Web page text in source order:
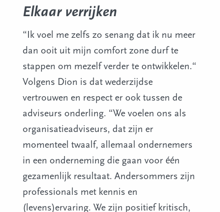
Elkaar verrijken
“Ik voel me zelfs zo senang dat ik nu meer
dan ooit uit mijn comfort zone durf te
stappen om mezelf verder te ontwikkelen.“
Volgens Dion is dat wederzijdse
vertrouwen en respect er ook tussen de
adviseurs onderling. “We voelen ons als
organisatieadviseurs, dat zijn er
momenteel twaalf, allemaal ondernemers
in een onderneming die gaan voor één
gezamenlijk resultaat. Andersommers zijn
professionals met kennis en
(levens)ervaring. We zijn positief kritisch,